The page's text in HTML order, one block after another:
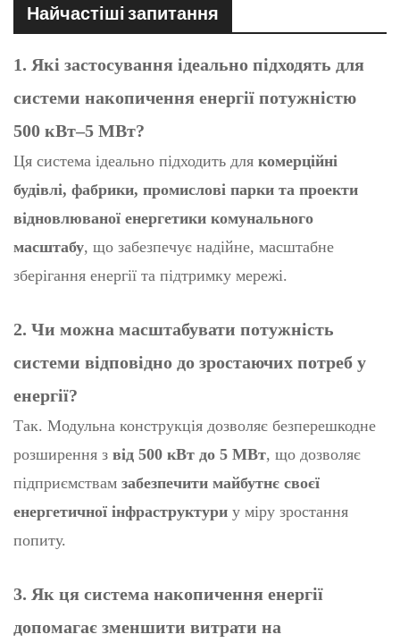
Найчастіші запитання
1. Які застосування ідеально підходять для
системи накопичення енергії потужністю
500 кВт–5 МВт?
Ця система ідеально підходить для комерційні
будівлі, фабрики, промислові парки та проекти
відновлюваної енергетики комунального
масштабу, що забезпечує надійне, масштабне
зберігання енергії та підтримку мережі.
2. Чи можна масштабувати потужність
системи відповідно до зростаючих потреб у
енергії?
Так. Модульна конструкція дозволяє безперешкодне
розширення з від 500 кВт до 5 МВт, що дозволяє
підприємствам забезпечити майбутнє своєї
енергетичної інфраструктури у міру зростання
попиту.
3. Як ця система накопичення енергії
допомагає зменшити витрати на